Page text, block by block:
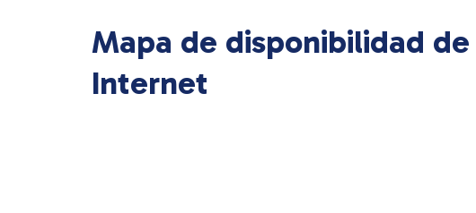
Mapa de disponibilidad
Internet